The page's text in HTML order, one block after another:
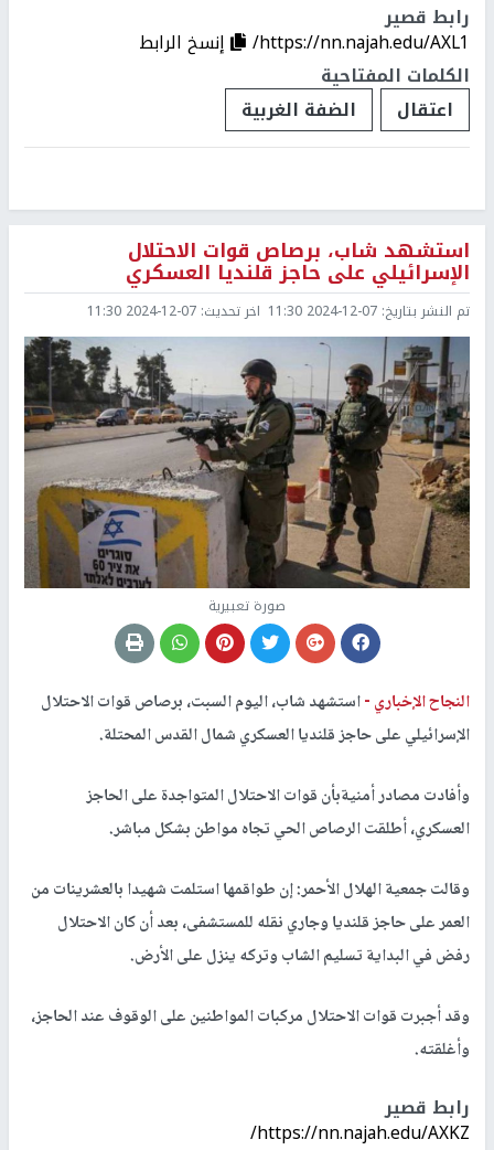
رابط قصير
https://nn.najah.edu/AXL1/
إنسخ الرابط
الكلمات المفتاحية
اعتقال
الضفة الغربية
استشهد شاب، برصاص قوات الاحتلال
الإسرائيلي على حاجز قلنديا العسكري
تم النشر بتاريخ: 2024-12-07 11:30 اخر تحديث: 2024-12-07 11:30
صورة تعبيرية
النجاح الإخباري -استشهد شاب، اليوم السبت، برصاص قوات الاحتلال
الإسرائيلي على حاجز قلنديا العسكري شمال القدس المحتلة.
وأفادت مصادر أمنيةبأن قوات الاحتلال المتواجدة على الحاجز
العسكري، أطلقت الرصاص الحي تجاه مواطن بشكل مباشر.
وقالت جمعية الهلال الأحمر: إن طواقمها استلمت شهيدا بالعشرينات من
العمر على حاجز قلنديا وجاري نقله للمستشفى، بعد أن كان الاحتلال
رفض في البداية تسليم الشاب وتركه ينزل على الأرض.
وقد أجبرت قوات الاحتلال مركبات المواطنين على الوقوف عند الحاجز،
وأغلقته.
رابط قصير
https://nn.najah.edu/AXKZ/